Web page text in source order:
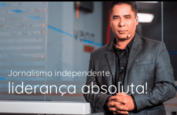
Jornalismo independente
liderança absoluta!